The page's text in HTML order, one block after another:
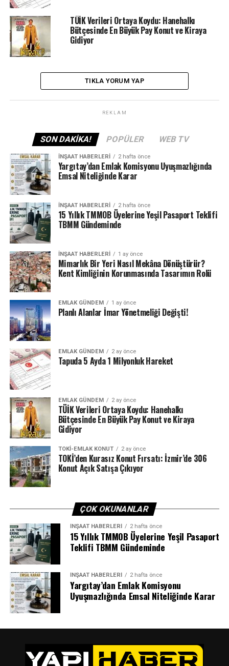
TÜİK Verileri Ortaya Koydu: Hanehalkı
Bütçesinde En Büyük Pay Konut ve Kiraya
Gidiyor
TIKLA YORUM YAP
REKLAM
SON DAKIKA! POPÜLER WEB TV
İNŞAAT HABERLERI 2 hafta önce
Yargıtay’dan Emlak Komisyonu Uyuşmazlığında
Emsal Niteliğinde Karar
İNŞAAT HABERLERI 2 hafta önce
15 Yıllık TMMOB Üyelerine Yeşil Pasaport Teklifi
TBMM Gündeminde
İNŞAAT HABERLERI 1 ay önce
Mimarlık Bir Yeri Nasıl Mekâna Dönüştürür?
Kent Kimliğinin Korunmasında Tasarımın Rolü
EMLAK GÜNDEM 1 ay önce
Planlı Alanlar İmar Yönetmeliği Değişti!
EMLAK GÜNDEM 2 ay önce
Tapuda 5 Ayda 1 Milyonluk Hareket
EMLAK GÜNDEM 2 ay önce
TÜİK Verileri Ortaya Koydu: Hanehalkı
Bütçesinde En Büyük Pay Konut ve Kiraya
Gidiyor
TOKI-EMLAK KONUT 2 ay önce
TOKİ’den Kurasız Konut Fırsatı: İzmir’de 306
Konut Açık Satışa Çıkıyor
ÇOK OKUNANLAR
İNŞAAT HABERLERI 2 hafta önce
15 Yıllık TMMOB Üyelerine Yeşil Pasaport
Teklifi TBMM Gündeminde
İNŞAAT HABERLERI 2 hafta önce
Yargıtay’dan Emlak Komisyonu
Uyuşmazlığında Emsal Niteliğinde Karar